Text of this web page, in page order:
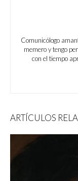
Comunicólogo
memero y tengo
con el tiempo
ARTÍCULOS